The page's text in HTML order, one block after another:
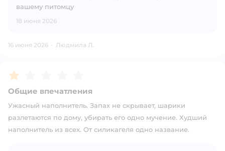
вашему питомцу
18 июня 2026
16 июня 2026 · Людмила Л.
Рейтинг:
Общие впечатления
Ужасный наполнитель. Запах не скрывает, шарики
разлетаются по дому, убирать его одно мучение. Худший
наполнитель из всех. От силикагеля одно название.